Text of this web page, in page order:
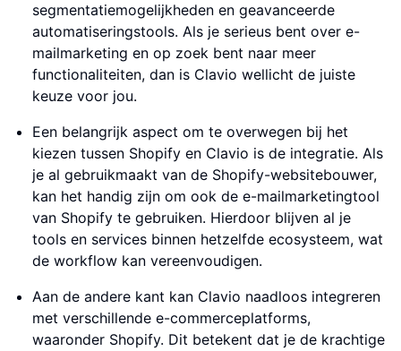
segmentatiemogelijkheden en geavanceerde
automatiseringstools. Als je serieus bent over e-
mailmarketing en op zoek bent naar meer
functionaliteiten, dan is Clavio wellicht de juiste
keuze voor jou.
Een belangrijk aspect om te overwegen bij het
kiezen tussen Shopify en Clavio is de integratie. Als
je al gebruikmaakt van de Shopify-websitebouwer,
kan het handig zijn om ook de e-mailmarketingtool
van Shopify te gebruiken. Hierdoor blijven al je
tools en services binnen hetzelfde ecosysteem, wat
de workflow kan vereenvoudigen.
Aan de andere kant kan Clavio naadloos integreren
met verschillende e-commerceplatforms,
waaronder Shopify. Dit betekent dat je de krachtige